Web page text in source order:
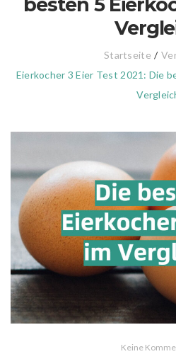
Startseite /
Eierkocher 3 Eier Test 2021: Die
Keine